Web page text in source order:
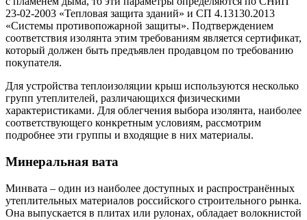
23-02-2003 «Тепловая защита зданий» и СП 4.13130.2013
«Системы противопожарной защиты». Подтверждением
соответствия изолянта этим требованиям является сертификат,
который должен быть предъявлен продавцом по требованию
покупателя.
Для устройства теплоизоляции крыш используются несколько
групп утеплителей, различающихся физическими
характеристиками. Для облегчения выбора изолянта, наиболее
соответствующего конкретным условиям, рассмотрим
подробнее эти группы и входящие в них материалы.
Минеральная вата
Минвата – один из наиболее доступных и распространённых
утеплительных материалов российского строительного рынка.
Она выпускается в плитах или рулонах, обладает волокнистой